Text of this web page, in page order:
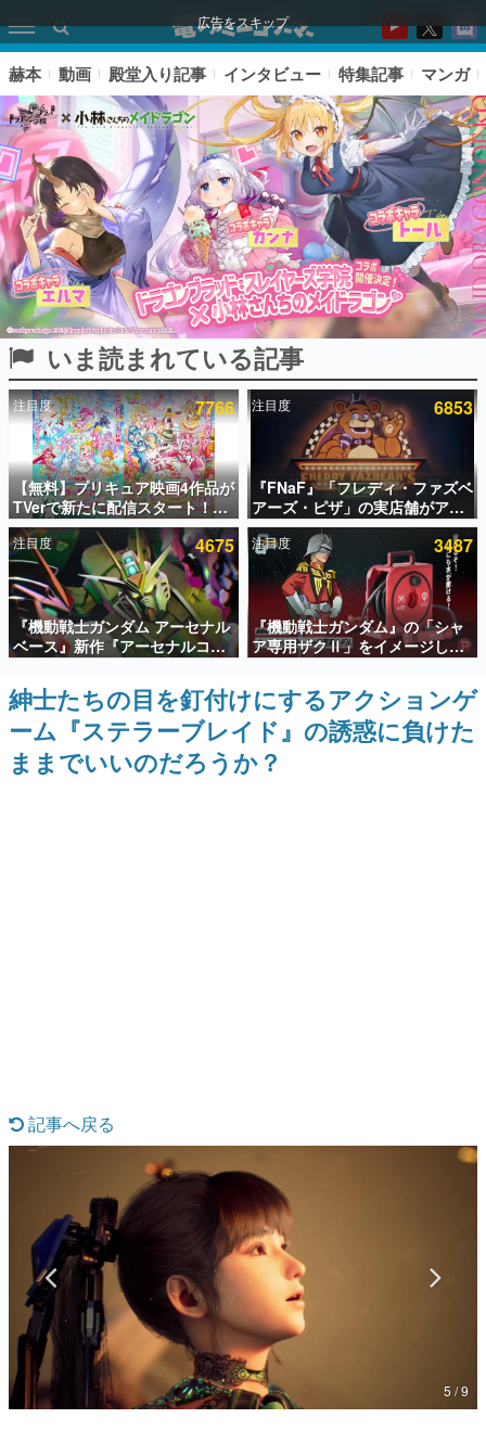
広告をスキップ
ピックアップ
電ファミのいま読まれている記事ランキング
アプリセール情報
インタビュー
連載・特集一覧
殿堂入り記事
SNS拡散数が数千以上！ ページビュー数万以上！ などな
ど。多くの人々に読まれた、電ファミ渾身の“殿堂入り”記
事をまとめました。
ゲームの企画書
名作ゲームクリエイターの方々に製作時のエピソードをお
聞きし、ヒットする企画（ゲーム）とは何か？を探ってい
きます。
『うつヌケ』『ペンと箸』等で知られるマンガ家・田中圭
一先生によるゲーム業界レポートマンガです。
なんでゲームは面白い？
ゲーム開発者・hamatsu氏がゲームの魅力を画面や操作の
具体的な形から解き明かしていく、硬派で骨太な評論連載
です。
ゲームが変えた日本語
「経験値」「裏技」「ラスボス」… ゲームにまつわる言葉
の起源や用法の変遷を、コンピューター文化史研究家・タ
イニーP氏が徹底調査。
カテゴリ
赫本 動画 殿堂入り記事 インタビュー 特集記事 マンガ
いま読まれている記事
注目度 7766
【無料】プリキュア映画4作品が
TVerで新たに配信スタート！な
んと2018年～2024年の映画ほぼ
すべてが見放題に、ぶっちゃけ
ありえないラインナップ
注目度 6853
『FNaF』「フレディ・ファズベ
アーズ・ピザ」の実店舗がアメ
リカの商業施設「American
Dream」に2027年オープン！
ScottGamesとの共同開発、食
事だけでなくステージショーや
没入型のホラー体験も楽しめる
注目度 4675
『機動戦士ガンダム アーセナル
ベース』新作『アーセナルコマ
ンダー』発表！8月28日からオ
ープンベータテスト開催、2027
年2月下旬に稼働予定
注目度 3487
『機動戦士ガンダム』の「シャ
ア専用ザクⅡ」をイメージした
散水ホースリールが予約開始。
本体にはシャアのパーソナルマ
ークやジオン公国軍のエンブレ
ム、型式番号などを配置
紳士たちの目を釘付けにするアクションゲ
ーム『ステラーブレイド』の誘惑に負けた
ままでいいのだろうか？
記事へ戻る
5 / 9